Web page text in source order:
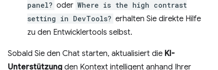
panel? oder Where is the high contrast
setting in DevTools? erhalten Sie direkte Hilfe
zu den Entwicklertools selbst.
Sobald Sie den Chat starten, aktualisiert die KI-
Unterstützung den Kontext intelligent anhand Ihrer